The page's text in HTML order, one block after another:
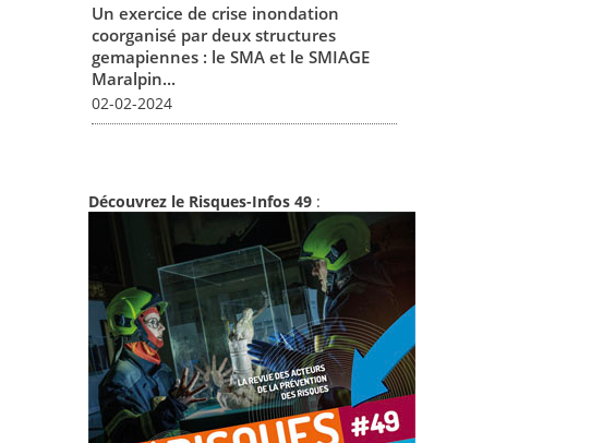
Un exercice de crise inondation
coorganisé par deux structures
gemapiennes : le SMA et le SMIAGE
Maralpin...
02-02-2024
Découvrez le Risques-Infos 49 :